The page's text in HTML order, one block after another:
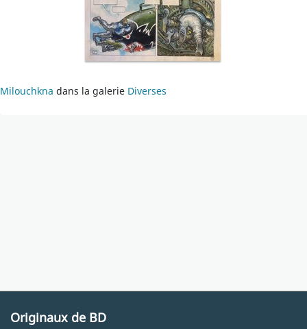
Milouchkna dans la galerie Diverses
Originaux de BD